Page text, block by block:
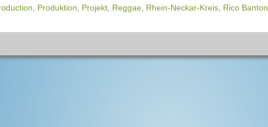
Produktion Projekt Reggae Rhein-Neckar-Kreis Rico Banton